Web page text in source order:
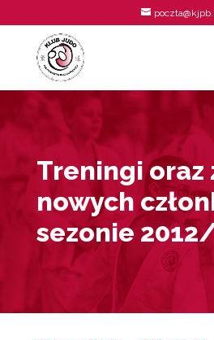
Treningi oraz
nowych
sezonie